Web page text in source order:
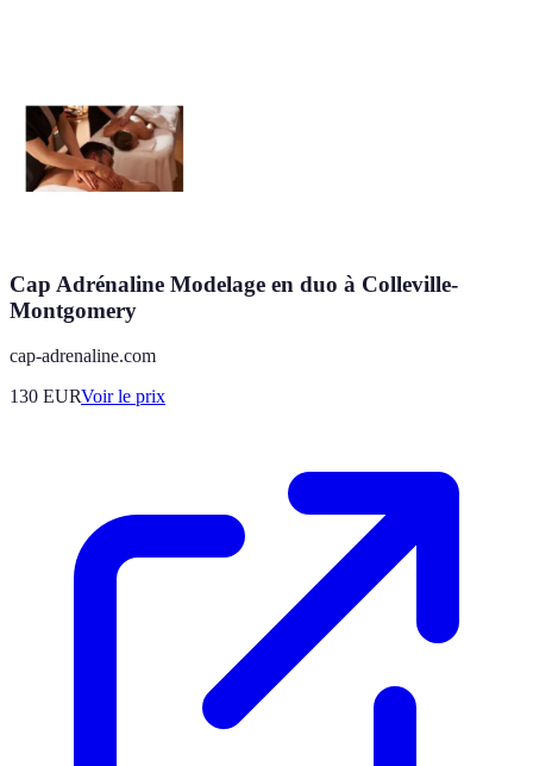
Cap Adrénaline Modelage en duo à Colleville-
Montgomery
cap-adrenaline.com
130 EURVoir le prix